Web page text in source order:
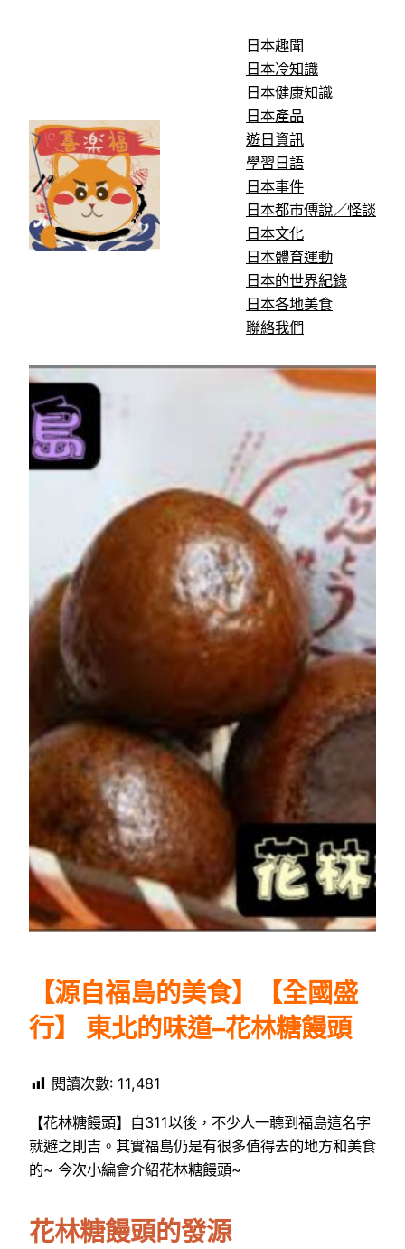
日本趣聞
日本冷知識
日本健康知識
日本產品
遊日資訊
學習日語
日本事件
日本都市傳說／怪談
日本文化
日本體育運動
日本的世界紀錄
日本各地美食
聯絡我們
【源自福島的美食】【全國盛
行】 東北的味道–花林糖饅頭
閱讀次數: 11,481
【花林糖饅頭】自311以後，不少人一聼到福島這名字
就避之則吉。其實福島仍是有很多值得去的地方和美食
的~ 今次小編會介紹花林糖饅頭~
花林糖饅頭的發源